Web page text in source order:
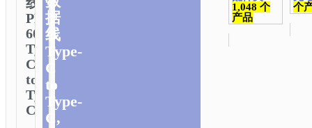
PD
60W
Type-
C
to
Type-
C
1,048 个
产品
个
据
线
Type-
C
to
Type-
C,